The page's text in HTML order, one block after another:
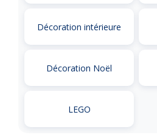
Décoration intérieure
Décoration Noël
LEGO